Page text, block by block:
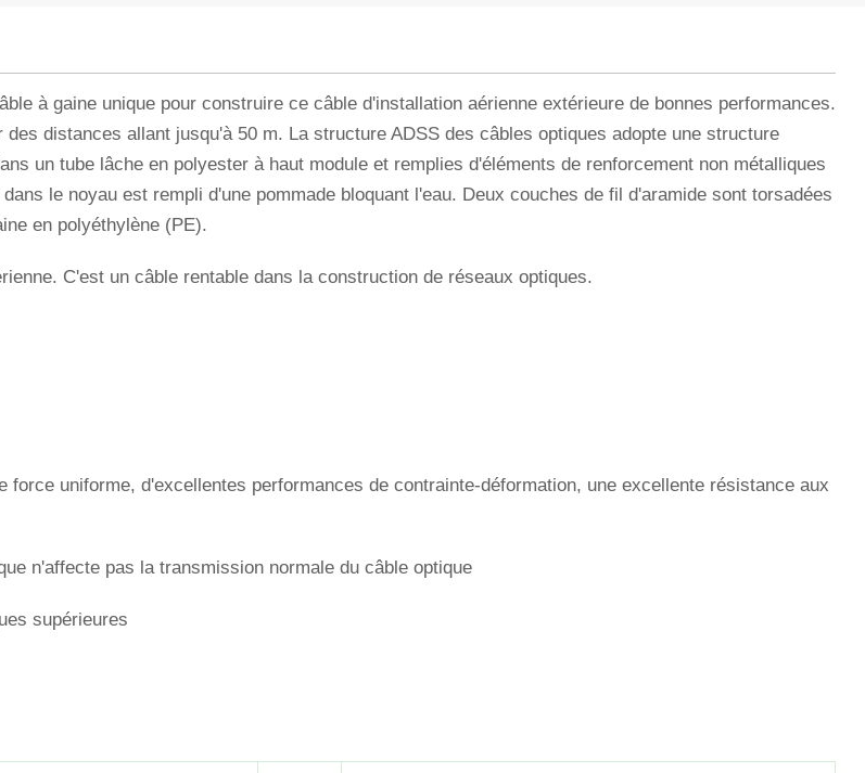
à gaine unique pour construire ce câble d'installation aérienne extérieure de bonnes performances.
distances allant jusqu'à 50 m. La structure ADSS des câbles optiques adopte une structure
un tube lâche en polyester à haut module et remplies d'éléments de renforcement non métalliques
le noyau est rempli d'une pommade bloquant l'eau. Deux couches de fil d'aramide sont torsadées
en polyéthylène (PE).
C'est un câble rentable dans la construction de réseaux optiques.
uniforme, d'excellentes performances de contrainte-déformation, une excellente résistance aux
n'affecte pas la transmission normale du câble optique
supérieures